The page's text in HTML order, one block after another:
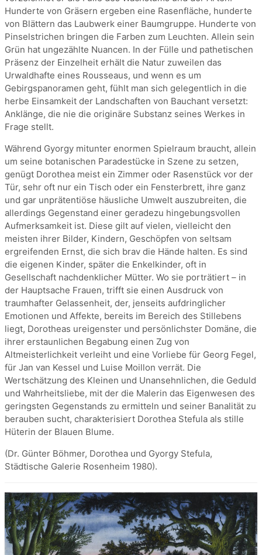
Hunderte von Gräsern ergeben eine Rasenfläche, hunderte
von Blättern das Laubwerk einer Baumgruppe. Hunderte von
Pinselstrichen bringen die Farben zum Leuchten. Allein sein
Grün hat ungezählte Nuancen. In der Fülle und pathetischen
Präsenz der Einzelheit erhält die Natur zuweilen das
Urwaldhafte eines Rousseaus, und wenn es um
Gebirgspanoramen geht, fühlt man sich gelegentlich in die
herbe Einsamkeit der Landschaften von Bauchant versetzt:
Anklänge, die nie die originäre Substanz seines Werkes in
Frage stellt.
Während Gyorgy mitunter enormen Spielraum braucht, allein
um seine botanischen Paradestücke in Szene zu setzen,
genügt Dorothea meist ein Zimmer oder Rasenstück vor der
Tür, sehr oft nur ein Tisch oder ein Fensterbrett, ihre ganz
und gar unprätentiöse häusliche Umwelt auszubreiten, die
allerdings Gegenstand einer geradezu hingebungsvollen
Aufmerksamkeit ist. Diese gilt auf vielen, vielleicht den
meisten ihrer Bilder, Kindern, Geschöpfen von seltsam
ergreifenden Ernst, die sich brav die Hände halten. Es sind
die eigenen Kinder, später die Enkelkinder, oft in
Gesellschaft nachdenklicher Mütter. Wo sie porträtiert – in
der Hauptsache Frauen, trifft sie einen Ausdruck von
traumhafter Gelassenheit, der, jenseits aufdringlicher
Emotionen und Affekte, bereits im Bereich des Stillebens
liegt, Dorotheas ureigenster und persönlichster Domäne, die
ihrer erstaunlichen Begabung einen Zug von
Altmeisterlichkeit verleiht und eine Vorliebe für Georg Fegel,
für Jan van Kessel und Luise Moillon verrät. Die
Wertschätzung des Kleinen und Unansehnlichen, die Geduld
und Wahrheitsliebe, mit der die Malerin das Eigenwesen des
geringsten Gegenstands zu ermitteln und seiner Banalität zu
berauben sucht, charakterisiert Dorothea Stefula als stille
Hüterin der Blauen Blume.
(Dr. Günter Böhmer, Dorothea und Gyorgy Stefula,
Städtische Galerie Rosenheim 1980).